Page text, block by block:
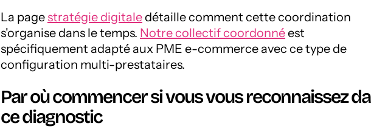
La page stratégie digitaledétaille comment cette coordination
s'organise dans le temps. Notre collectif coordonnéest
spécifiquement adapté aux PME e-commerce avec ce type de
configuration multi-prestataires.
Par où commencer si vous vous reconnaissez
ce diagnostic